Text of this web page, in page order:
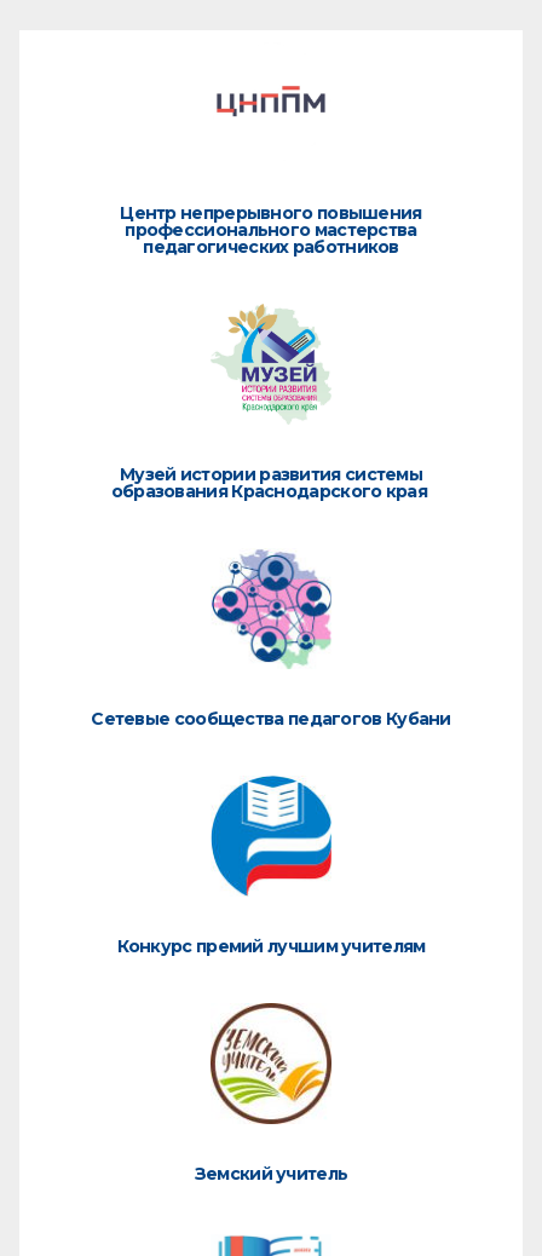
Центр непрерывного повышения
профессионального мастерства
педагогических работников
Музей истории развития системы
образования Краснодарского края
Сетевые сообщества педагогов Кубани
Конкурс премий лучшим учителям
Земский учитель